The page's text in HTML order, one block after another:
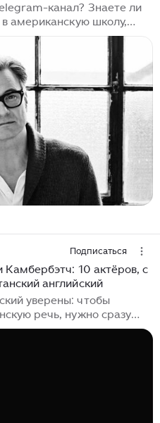
канал? Знаете ли
акцента;
работал
🔺при
VI серьезно заболел
"Вальмон" Кто
Подписаться
10 актёров, с
английский
уверены: чтобы
речь, нужно сразу
документалки BBC или